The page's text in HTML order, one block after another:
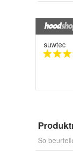
suwtec
So